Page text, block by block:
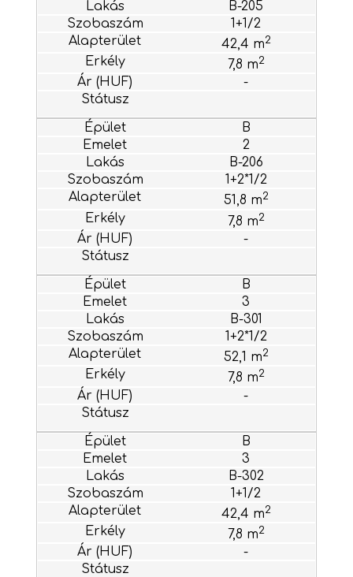
B-205
1+1/2
42,4 m2
7,8 m2
-
B
2
B-206
1+2*1/2
51,8 m2
7,8 m2
-
B
3
B-301
1+2*1/2
52,1 m2
7,8 m2
-
B
3
B-302
1+1/2
42,4 m2
7,8 m2
-